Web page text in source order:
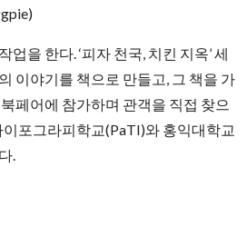
을 한다. ‘피자 천국, 치킨 지옥’ 세
이야기를 책으로 만들고, 그 책을 가
페어에 참가하며 관객을 직접 찾으
포그라피학교(PaTI)와 홍익대학교
.